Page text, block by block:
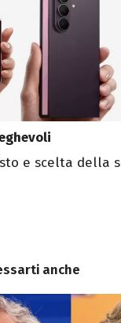
e scelta della
anche